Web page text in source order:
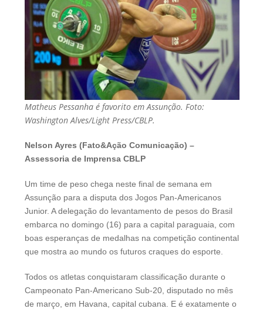
Matheus Pessanha é favorito em Assunção. Foto:
Washington Alves/Light Press/CBLP.
Nelson Ayres (Fato&Ação Comunicação) –
Assessoria de Imprensa CBLP
Um time de peso chega neste final de semana em
Assunção para a disputa dos Jogos Pan-Americanos
Junior. A delegação do levantamento de pesos do Brasil
embarca no domingo (16) para a capital paraguaia, com
boas esperanças de medalhas na competição continental
que mostra ao mundo os futuros craques do esporte.
Todos os atletas conquistaram classificação durante o
Campeonato Pan-Americano Sub-20, disputado no mês
de março, em Havana, capital cubana. E é exatamente o